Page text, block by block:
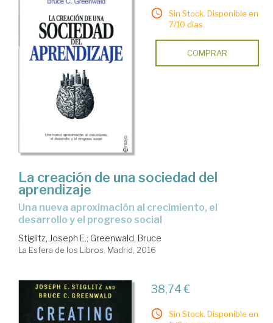
Sin Stock. Disponible en
7/10 días.
COMPRAR
La creación de una sociedad del
aprendizaje
una nueva aproximación al crecimiento, el
desarrollo y el progreso social
Stiglitz, Joseph E.; Greenwald, Bruce
La Esfera de los Libros. Madrid, 2016
38,74 €
Sin Stock. Disponible en